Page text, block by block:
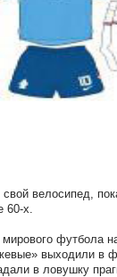
свой велосипед,
60-х.
футбола
выходили в
в ловушку